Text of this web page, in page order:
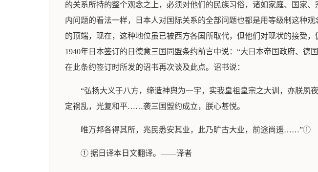
的关系所持的整个观念之上，必须对他们的民族习俗，诸如家庭、国家
内问题的看法一样，日本人对国际关系的全部问题也都是用等级制这种
的顶端，现在，这种地位虽已被西方各国所取代，但他们对现状的接受
1940年日本签订的日德意三国同盟条约前言中说：“大日本帝国政府、
在此条约签订时所发的诏书再次谈及此点。诏书说：
“弘扬大义于八方，缔造神舆为一宇，实我皇祖皇宗之大训，亦朕夙
定祸乱，光复和平……袭三国盟约成立，朕心甚悦。
唯万邦各得其所，兆民悉安其业，此乃旷古大业，前途尚遥……”①
① 据日译本日文翻译。——译者